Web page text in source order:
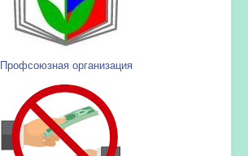
Профсоюзная организация